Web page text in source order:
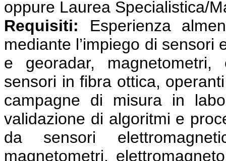
oppure Laurea Specialistica/
Requisiti: Esperienza
mediante l’impiego di
e georadar, magnetometri,
sensori in fibra ottica,
campagne di misura in
validazione di algoritmi e
da sensori
magnetometri,